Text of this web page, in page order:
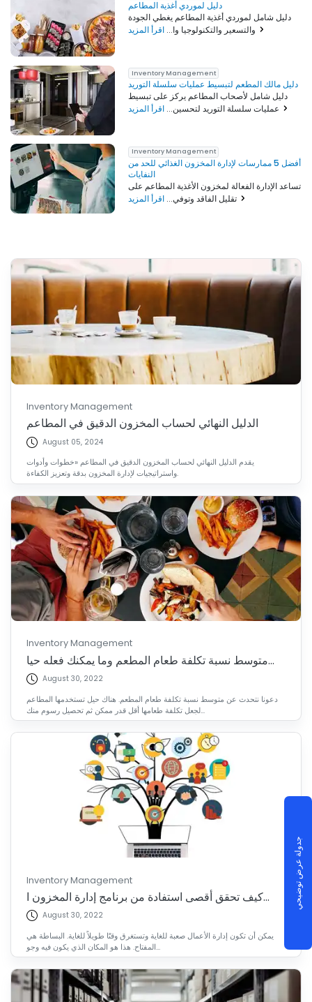
دليل لموردي أغذية المطاعم
دليل شامل لموردي أغذية المطاعم يغطي الجودة
والتسعير والتكنولوجيا وا...
Inventory Management
دليل مالك المطعم لتبسيط عمليات سلسلة التوريد
دليل شامل لأصحاب المطاعم يركز على تبسيط
عمليات سلسلة التوريد لتحسين...
Inventory Management
أفضل 5 ممارسات لإدارة المخزون الغذائي للحد من
النفايات
تساعد الإدارة الفعالة لمخزون الأغذية المطاعم على
تقليل الفاقد وتوفي...
Inventory Management
الدليل النهائي لحساب المخزون الدقيق في المطاعم
August 05, 2024
يقدم الدليل النهائي لحساب المخزون الدقيق في المطاعم «خطوات وأدوات
واستراتيجيات لإدارة المخزون بدقة وتعزيز الكفاءة.
Inventory Management
متوسط نسبة تكلفة طعام المطعم وما يمكنك فعله حيا...
August 30, 2022
دعونا نتحدث عن متوسط نسبة تكلفة طعام المطعم. هناك حيل تستخدمها المطاعم
لجعل تكلفة طعامها أقل قدر ممكن ثم تحصيل رسوم منك...
Inventory Management
كيف تحقق أقصى استفادة من برنامج إدارة المخزون ا...
August 30, 2022
يمكن أن تكون إدارة الأعمال صعبة للغاية وتستغرق وقتًا طويلاً للغاية. البساطة هي
المفتاح. هذا هو المكان الذي يكون فيه وجو...
جدولة عرض توضيحي